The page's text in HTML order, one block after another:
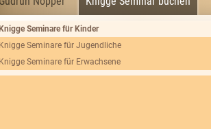
Knigge Seminare für Kinder
Knigge Seminare für Jugendliche
Knigge Seminare für Erwachsene